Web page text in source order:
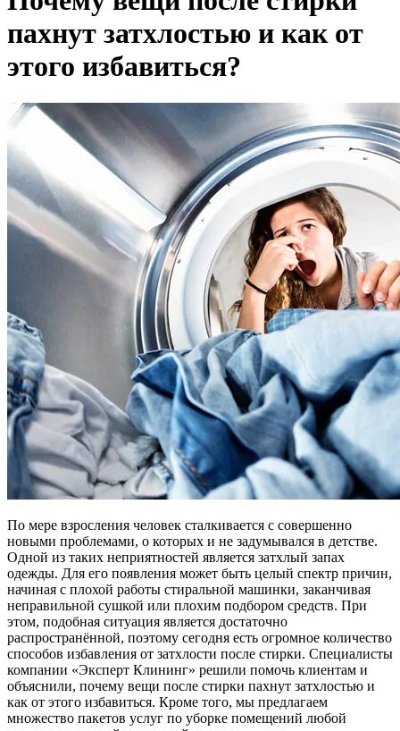
пахнут затхлостью и как от
этого избавиться?
По мере взросления человек сталкивается с совершенно
новыми проблемами, о которых и не задумывался в детстве.
Одной из таких неприятностей является затхлый запах
одежды. Для его появления может быть целый спектр причин,
начиная с плохой работы стиральной машинки, заканчивая
неправильной сушкой или плохим подбором средств. При
этом, подобная ситуация является достаточно
распространённой, поэтому сегодня есть огромное количество
способов избавления от затхлости после стирки. Специалисты
компании «Эксперт Клининг» решили помочь клиентам и
объяснили, почему вещи после стирки пахнут затхлостью и
как от этого избавиться. Кроме того, мы предлагаем
множество пакетов услуг по уборке помещений любой